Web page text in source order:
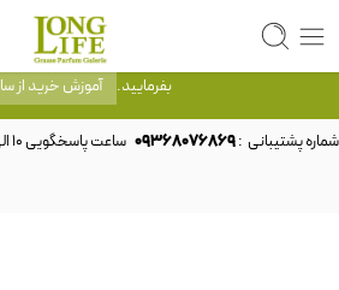
توجه! برند لانگ لایف رایحه های معروف را با شیشه
عرضه می کند.که با انتخاب حجم هر ادکلنی می
بفرمایید. آموزش خرید از
شماره پشتیبانی :09368076869